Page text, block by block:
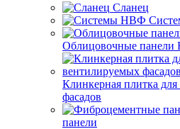
Сланец
Облицовочные панели
Клинкерная плитка
фасадов
панели